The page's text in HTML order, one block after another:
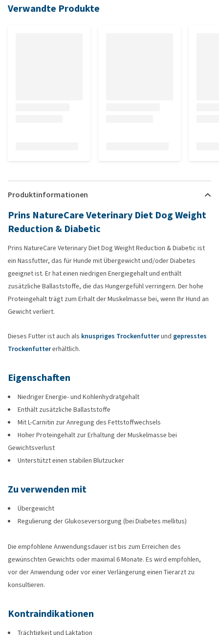
Verwandte Produkte
Produktinformationen
Prins NatureCare Veterinary Diet Dog Weight
Reduction & Diabetic
Prins NatureCare Veterinary Diet Dog Weight Reduction & Diabetic ist
ein Nassfutter, das für Hunde mit Übergewicht und/oder Diabetes
geeignet ist. Er hat einen niedrigen Energiegehalt und enthält
zusätzliche Ballaststoffe, die das Hungergefühl verringern. Der hohe
Proteingehalt trägt zum Erhalt der Muskelmasse bei, wenn Ihr Hund an
Gewicht verliert.
Dieses Futter ist auch als knuspriges Trockenfutterund gepresstes
Trockenfuttererhältlich.
Eigenschaften
Niedriger Energie- und Kohlenhydratgehalt
Enthält zusätzliche Ballaststoffe
Mit L-Carnitin zur Anregung des Fettstoffwechsels
Hoher Proteingehalt zur Erhaltung der Muskelmasse bei
Gewichtsverlust
Unterstützt einen stabilen Blutzucker
Zu verwenden mit
Übergewicht
Regulierung der Glukoseversorgung (bei Diabetes mellitus)
Die empfohlene Anwendungsdauer ist bis zum Erreichen des
gewünschten Gewichts oder maximal 6 Monate. Es wird empfohlen,
vor der Anwendung oder vor einer Verlängerung einen Tierarzt zu
konsultieren.
Kontraindikationen
Trächtigkeit und Laktation